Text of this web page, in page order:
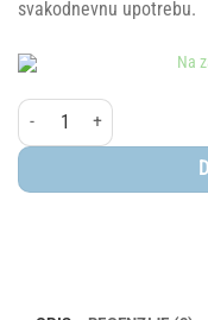
svakodnevnu upotrebu.
Na
Skip Hop® Baby podloga za